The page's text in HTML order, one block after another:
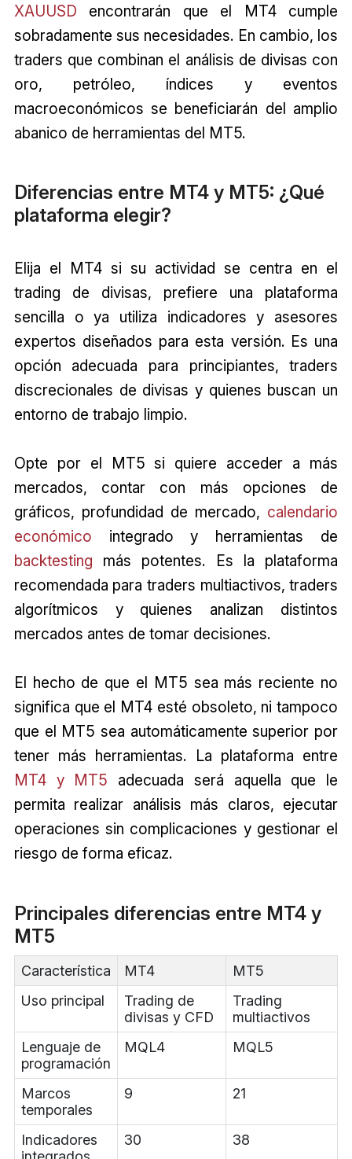
XAUUSD encontrarán que el MT4 cumple
sobradamente sus necesidades. En cambio, los
traders que combinan el análisis de divisas con
oro, petróleo, índices y eventos
macroeconómicos se beneficiarán del amplio
abanico de herramientas del MT5.
Diferencias entre MT4 y MT5: ¿Qué
plataforma elegir?
Elija el MT4 si su actividad se centra en el
trading de divisas, prefiere una plataforma
sencilla o ya utiliza indicadores y asesores
expertos diseñados para esta versión. Es una
opción adecuada para principiantes, traders
discrecionales de divisas y quienes buscan un
entorno de trabajo limpio.
Opte por el MT5 si quiere acceder a más
mercados, contar con más opciones de
gráficos, profundidad de mercado, calendario
económico integrado y herramientas de
backtesting más potentes. Es la plataforma
recomendada para traders multiactivos, traders
algorítmicos y quienes analizan distintos
mercados antes de tomar decisiones.
El hecho de que el MT5 sea más reciente no
significa que el MT4 esté obsoleto, ni tampoco
que el MT5 sea automáticamente superior por
tener más herramientas. La plataforma entre
MT4 y MT5 adecuada será aquella que le
permita realizar análisis más claros, ejecutar
operaciones sin complicaciones y gestionar el
riesgo de forma eficaz.
Principales diferencias entre MT4 y
MT5
Característica MT4
MT5
Uso principal
Trading de
divisas y CFD
Trading
multiactivos
Lenguaje de
programación
MQL4 MQL5
Marcos
temporales
9 21
Indicadores
30 38